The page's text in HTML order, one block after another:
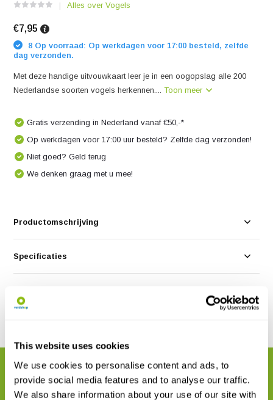
This website uses cookies
We use cookies to personalise content and ads, to
provide social media features and to analyse our traffic.
We also share information about your use of our site with
Alles over Vogels
€7,95
8 Op voorraad: Op werkdagen voor 17:00 besteld, zelfde
dag verzonden.
Met deze handige uitvouwkaart leer je in een oogopslag alle 200
Nederlandse soorten vogels herkennen....Toon meer
Gratis verzending in Nederland vanaf €50,-*
Op werkdagen voor 17:00 uur besteld? Zelfde dag verzonden!
Niet goed? Geld terug
We denken graag met u mee!
Productomschrijving
Specificaties
GERELATEERDE PRODUCTEN
Maak uw bestelling compleet